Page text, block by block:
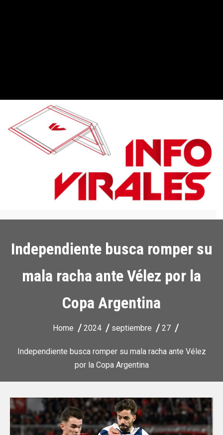
Independiente busca romper su
mala racha ante Vélez por la
Copa Argentina
Home 2024 septiembre 27
Independiente busca romper su mala racha ante Vélez
por la Copa Argentina